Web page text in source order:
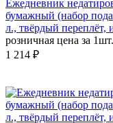
Ежедневник
бумажный (набор
л., твёрдый переплёт,
розничная цена за 1шт.
1 214 ₽